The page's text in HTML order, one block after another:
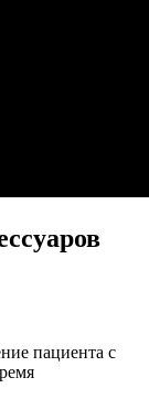
пациента с